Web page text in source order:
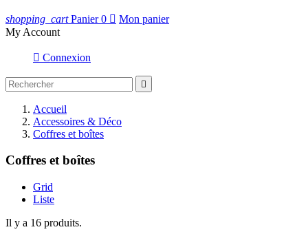
shopping_cart Panier 0  Mon panier
My Account
 Connexion

Accueil
Accessoires & Déco
Coffres et boîtes
Coffres et boîtes
Grid
Liste
Il y a 16 produits.